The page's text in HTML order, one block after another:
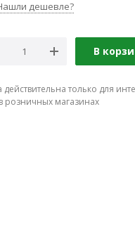
дешевле?
В
действительна только для
розничных магазинах